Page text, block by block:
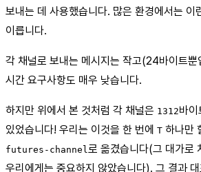
보내는 데 사용했습니다. 많은 환경에서는 이
이릅니다.
각 채널로 보내는 메시지는 작고(24바이트
시간 요구사항도 매우 낮습니다.
하지만 위에서 본 것처럼 각 채널은 1312바
있었습니다! 우리는 이것을 한 번에 T 하나만
futures-channel로 옮겼습니다(그 대가로
우리에게는 중요하지 않았습니다). 그 결과